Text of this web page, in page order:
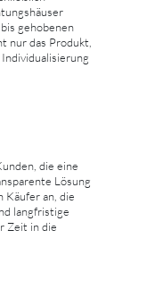
gehobenen
nur das Produkt,
die eine
Lösung
Käufer an, die
langfristige
Zeit in die